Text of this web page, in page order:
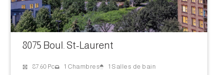
8075 Boul. St-Laurent
87.60 Pc 1 Chambres 1 Salles de bain